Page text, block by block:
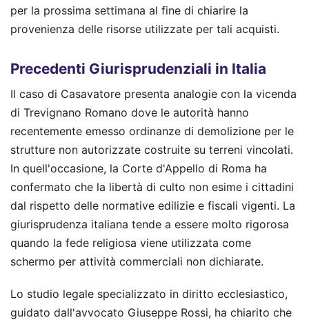
per la prossima settimana al fine di chiarire la
provenienza delle risorse utilizzate per tali acquisti.
Precedenti Giurisprudenziali in Italia
Il caso di Casavatore presenta analogie con la vicenda
di Trevignano Romano dove le autorità hanno
recentemente emesso ordinanze di demolizione per le
strutture non autorizzate costruite su terreni vincolati.
In quell'occasione, la Corte d'Appello di Roma ha
confermato che la libertà di culto non esime i cittadini
dal rispetto delle normative edilizie e fiscali vigenti. La
giurisprudenza italiana tende a essere molto rigorosa
quando la fede religiosa viene utilizzata come
schermo per attività commerciali non dichiarate.
Lo studio legale specializzato in diritto ecclesiastico,
guidato dall'avvocato Giuseppe Rossi, ha chiarito che